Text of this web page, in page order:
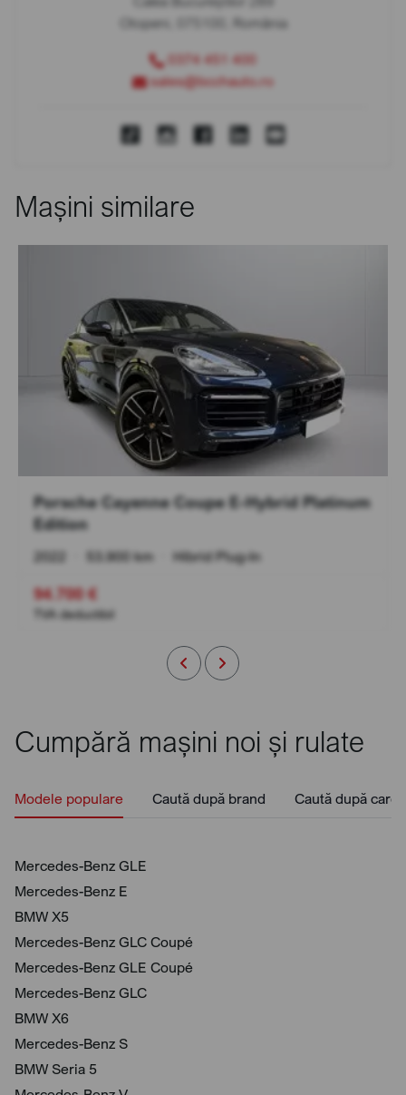
Otopeni, 075100, România
0374 451 400
sales@bcchauto.ro
Mașini similare
Porsche Cayenne Coupe E-Hybrid Platinum
Edition
2022 53.900 km Hibrid Plug-In
94.700 €
TVA deductibil
Cumpără mașini noi și rulate
Modele populare Caută după brand Caută după
Mercedes-Benz GLE
Mercedes-Benz E
BMW X5
Mercedes-Benz GLC Coupé
Mercedes-Benz GLE Coupé
Mercedes-Benz GLC
BMW X6
Mercedes-Benz S
BMW Seria 5